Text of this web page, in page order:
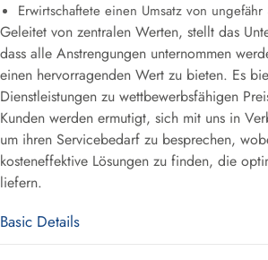
Erwirtschaftete einen Umsatz von
Geleitet von zentralen Werten, stellt das
dass alle Anstrengungen unternommen
einen hervorragenden Wert zu bieten. Es
Dienstleistungen zu wettbewerbsfähigen
Kunden werden ermutigt, sich mit uns in
um ihren Servicebedarf zu besprechen,
kosteneffektive Lösungen zu finden, die
liefern.
Basic Details